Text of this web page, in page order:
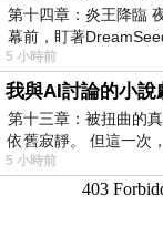
第十四章：炎王降臨
幕前，盯著
5 小時前
我與AI討論的小說
第十三章：被扭曲的
依舊寂靜。 但這一次
5 小時前